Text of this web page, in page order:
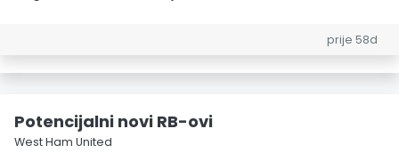
prije 58d
Potencijalni novi RB-ovi
West Ham United